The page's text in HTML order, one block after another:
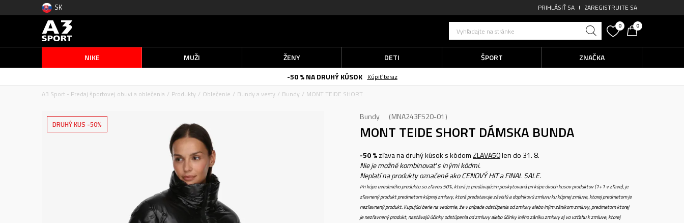
SK PRIHLÁSIŤ SA ZAREGISTRUJTE SA
Vyhľadajte na stránke
0 0
NIKE MUŽI ŽENY DETI ŠPORT
ZNAČKA
-50 % NA DRUHÝ KÚSOK
Kúpiť teraz
A3 Sport - Predaj športovej obuvi a oblečenia
Produkty Oblečenie Bundy a vesty Bundy MONT TEIDE SHORT
DRUHÝ KUS -50%
Bundy MNA243F520-01
MONT TEIDE SHORT DÁMSKA BUNDA
-50 %zľava na druhý kúsok s kódomZLAVA50len do 31. 8.
Nie je možné kombinovať s inými kódmi.
Neplatí na produkty označené ako CENOVÝ HIT a FINAL SALE.
Pri kúpe uvedeného produktu so zľavou 50%, ktorá je predávajúcim poskytovaná pri kúpe dvoch kusov produktov (1+1 v zľave), je
zľavnený produkt predmetom kúpnej zmluvy, ktorá predstavuje závislú a doplnkovú zmluvu ku kúpnej zmluve, ktorej predmetom je
nezľavnený produkt. Kupujúci berie na vedomie, že v prípade odstúpenia od zmluvy alebo iným zánikom zmluvy, predmetom ktorej
je nezľavnený produkt, nastávajú účinky odstúpenia od zmluvy alebo účinky iného zániku zmluvy aj vo vzťahu k zmluve, ktorej